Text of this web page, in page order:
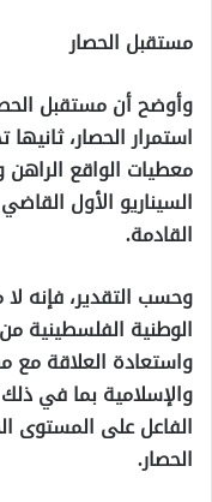
مستقبل الحصار
وأوضح أن مستقبل
استمرار الحصار،
معطيات الواقع
السيناريو الأول
القادمة.
وحسب التقدير، فإنه
الوطنية الفلسطينية
واستعادة العلاقة مع
والإسلامية بما في
الفاعل على المستوى
الحصار.